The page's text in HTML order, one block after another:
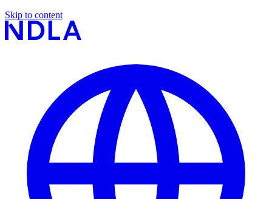
Skip to content